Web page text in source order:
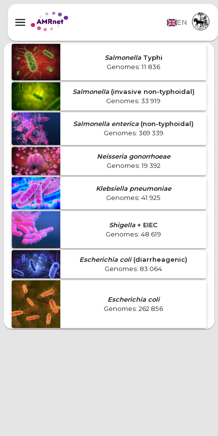
EN
SalmonellaTyphi
Genomes: 11 836
Salmonella(invasive non-typhoidal)
Genomes: 33 919
Salmonella enterica (non-typhoidal)
Genomes: 369 339
Neisseria gonorrhoeae
Genomes: 19 392
Klebsiella pneumoniae
Genomes: 41 925
Shigella + EIEC
Genomes: 48 619
Escherichia coli(diarrheagenic)
Genomes: 83 064
Escherichia coli
Genomes: 262 856